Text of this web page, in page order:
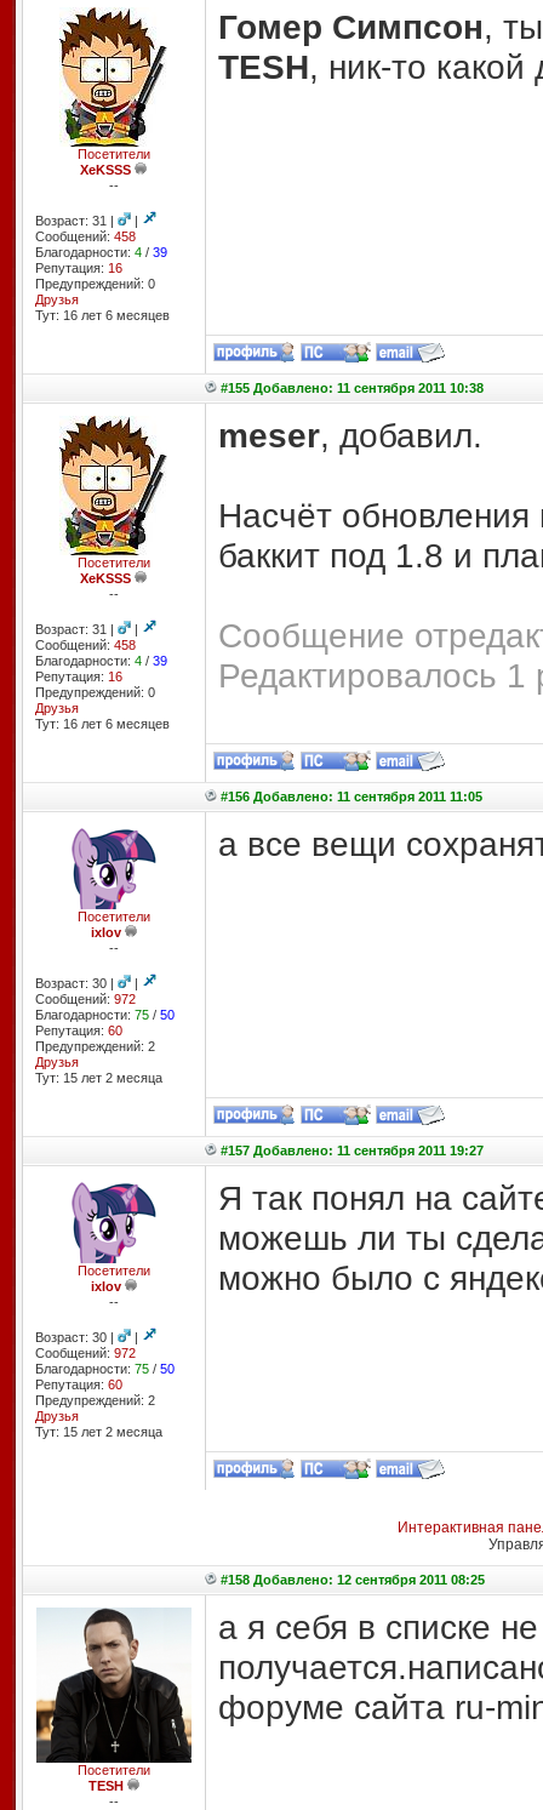
Посетители
XeKSSS
--
Возраст: 31 |
|
Сообщений: 458
Благодарности: 4/ 39
Репутация: 16
Предупреждений: 0
Друзья
Тут: 16 лет 6 месяцев
Гомер Симпсон,
TESH, ник-то
#155 Добавлено: 11 сентября 2011 10:38
Посетители
XeKSSS
--
Возраст: 31 |
|
Сообщений: 458
Благодарности: 4/ 39
Репутация: 16
Предупреждений: 0
Друзья
Тут: 16 лет 6 месяцев
meser, добавил.
Насчёт обновления
баккит под 1.8 и
Сообщение
Редактировалось 1
#156 Добавлено: 11 сентября 2011 11:05
Посетители
ixlov
--
Возраст: 30 |
|
Сообщений: 972
Благодарности: 75/ 50
Репутация: 60
Предупреждений: 2
Друзья
Тут: 15 лет 2 месяцa
а все вещи
#157 Добавлено: 11 сентября 2011 19:27
Посетители
ixlov
--
Возраст: 30 |
|
Сообщений: 972
Благодарности: 75/ 50
Репутация: 60
Предупреждений: 2
Друзья
Тут: 15 лет 2 месяцa
Я так понял на
можешь ли ты
можно было с
Интерактивная
#158 Добавлено: 12 сентября 2011 08:25
Посетители
TESH
--
а я себя в списке
форуме сайта ru-